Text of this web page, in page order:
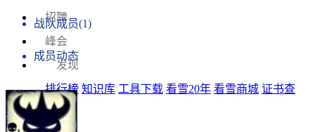
招聘
峰会
发现
排行榜 知识库 工具下载 看雪20年 看雪商城 证书查
询
战队成员(1)
成员动态